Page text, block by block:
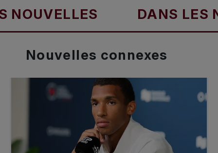
DANS LES
Nouvelles connexes